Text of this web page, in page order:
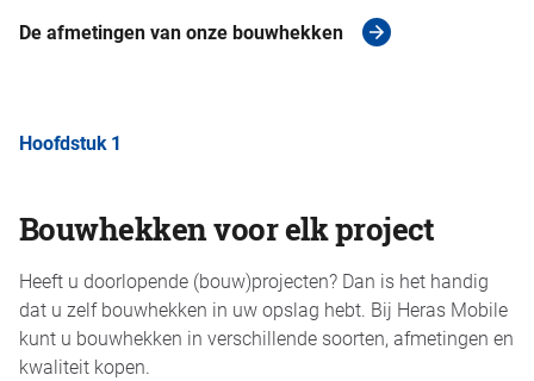
De afmetingen van onze bouwhekken
Hoofdstuk 1
Bouwhekken voor elk project
Heeft u doorlopende (bouw)projecten? Dan is het handig
dat u zelf bouwhekken in uw opslag hebt. Bij Heras Mobile
kunt u bouwhekken in verschillende soorten, afmetingen en
kwaliteit kopen.